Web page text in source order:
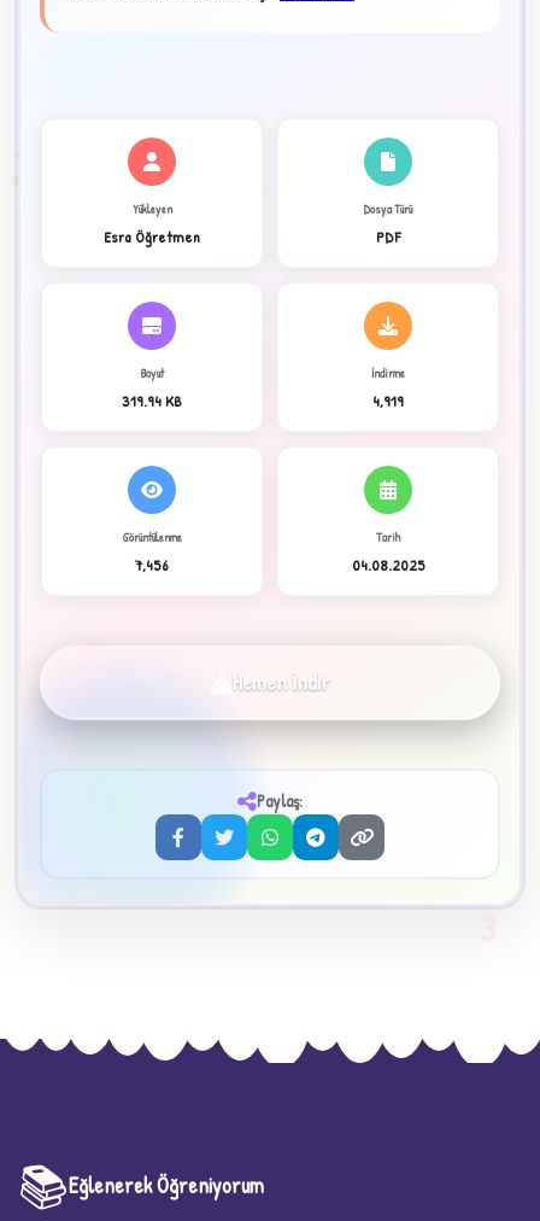
3
Yükleyen
Esra Öğretmen
Dosya Türü
PDF
Boyut
319.94 KB
İndirme
4,919
Görüntülenme
7,456
Tarih
04.08.2025
Hemen İndir
Paylaş:
★
📚Eğlenerek Öğreniyorum